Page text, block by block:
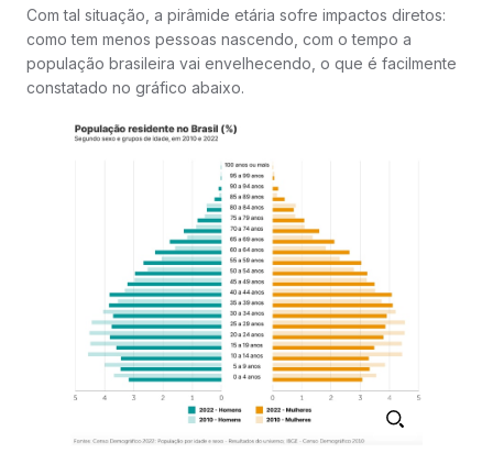
Com tal situação, a pirâmide etária sofre impactos diretos:
como tem menos pessoas nascendo, com o tempo a
população brasileira vai envelhecendo, o que é facilmente
constatado no gráfico abaixo.